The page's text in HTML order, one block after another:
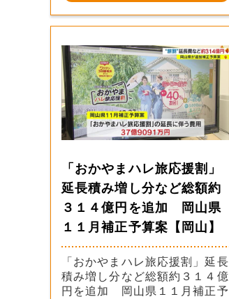
「おかやまハレ旅応援割」
延長積み増し分など総額約
３１４億円を追加 岡山県
１１月補正予算案【岡山】
「おかやまハレ旅応援割」延長
積み増し分など総額約３１４億
円を追加 岡山県１１月補正予